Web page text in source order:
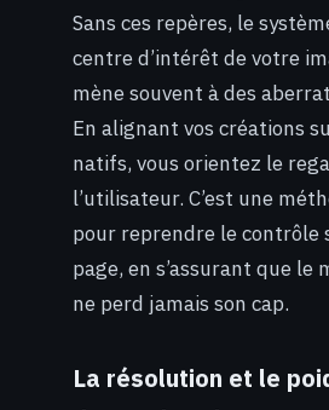
Sans ces repères, le
centre d’intérêt de votre
mène souvent à des
En alignant vos créations
natifs, vous orientez le
l’utilisateur. C’est une
pour reprendre le contrôle
page, en s’assurant que le
ne perd jamais son cap.
La résolution et le